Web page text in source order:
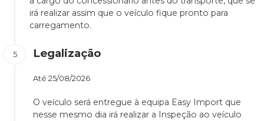
irá realizar assim que o veículo fique pronto para
carregamento.
Legalização
Até 25/08/2026
O veículo será entregue à equipa Easy Import que
nesse mesmo dia irá realizar a Inspeção ao veículo